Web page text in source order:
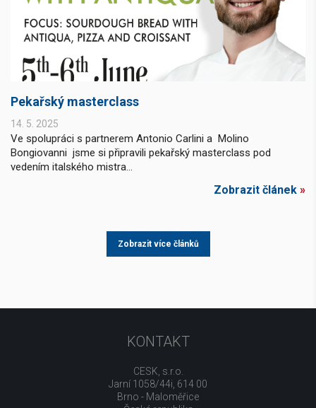
Pekařský masterclass
14. 5. 2025
Ve spolupráci s partnerem Antonio Carlini a Molino
Bongiovanni jsme si připravili pekařský masterclass pod
vedením italského mistra...
Zobrazit článek »
Zobrazit více článků
KONTAKT
CESK, s.r.o.
Jarní 1058/44i, 614 00
Brno - Maloměřice